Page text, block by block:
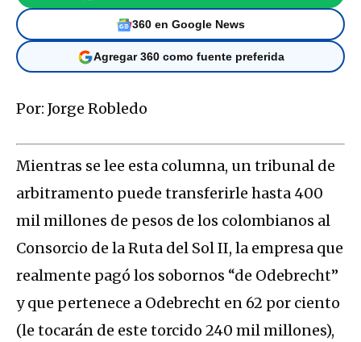
360 en Google News
Agregar 360 como fuente preferida
Por: Jorge Robledo
Mientras se lee esta columna, un tribunal de
arbitramento puede transferirle hasta 400
mil millones de pesos de los colombianos al
Consorcio de la Ruta del Sol II, la empresa que
realmente pagó los sobornos “de Odebrecht”
y que pertenece a Odebrecht en 62 por ciento
(le tocarán de este torcido 240 mil millones),